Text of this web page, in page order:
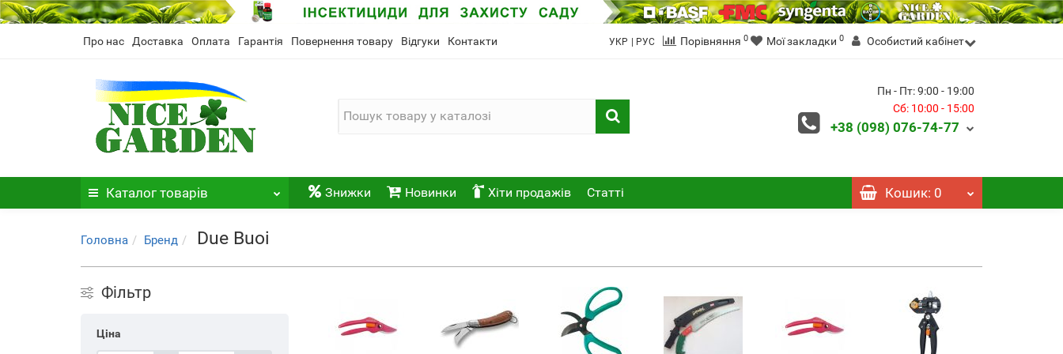
Про нас Доставка Оплата Гарантія Повернення товару Відгуки Контакти УКР | РУС Порівняння 0 Мої закладки 0 Особистий кабінет
Пн - Пт: 9:00 - 19:00
Сб: 10:00 - 15:00
+38 (098) 076-74-77
Каталог товарів Знижки Новинки Хіти продажів Статті Кошик: 0
Головна Бренд Due Buoi
Фільтр
Ціна